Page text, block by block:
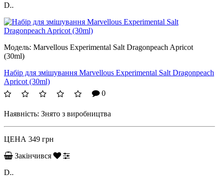
D..
Модель: Marvellous Experimental Salt Dragonpeach Apricot
(30ml)
Набір для змішування Marvellous Experimental Salt Dragonpeach
Apricot (30ml)
0
Наявність: Знято з виробництва
ЦЕНА 349 грн
Закінчився
D..